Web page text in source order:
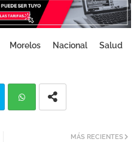
Morelos Nacional
Salud
MÁS RECIENTES